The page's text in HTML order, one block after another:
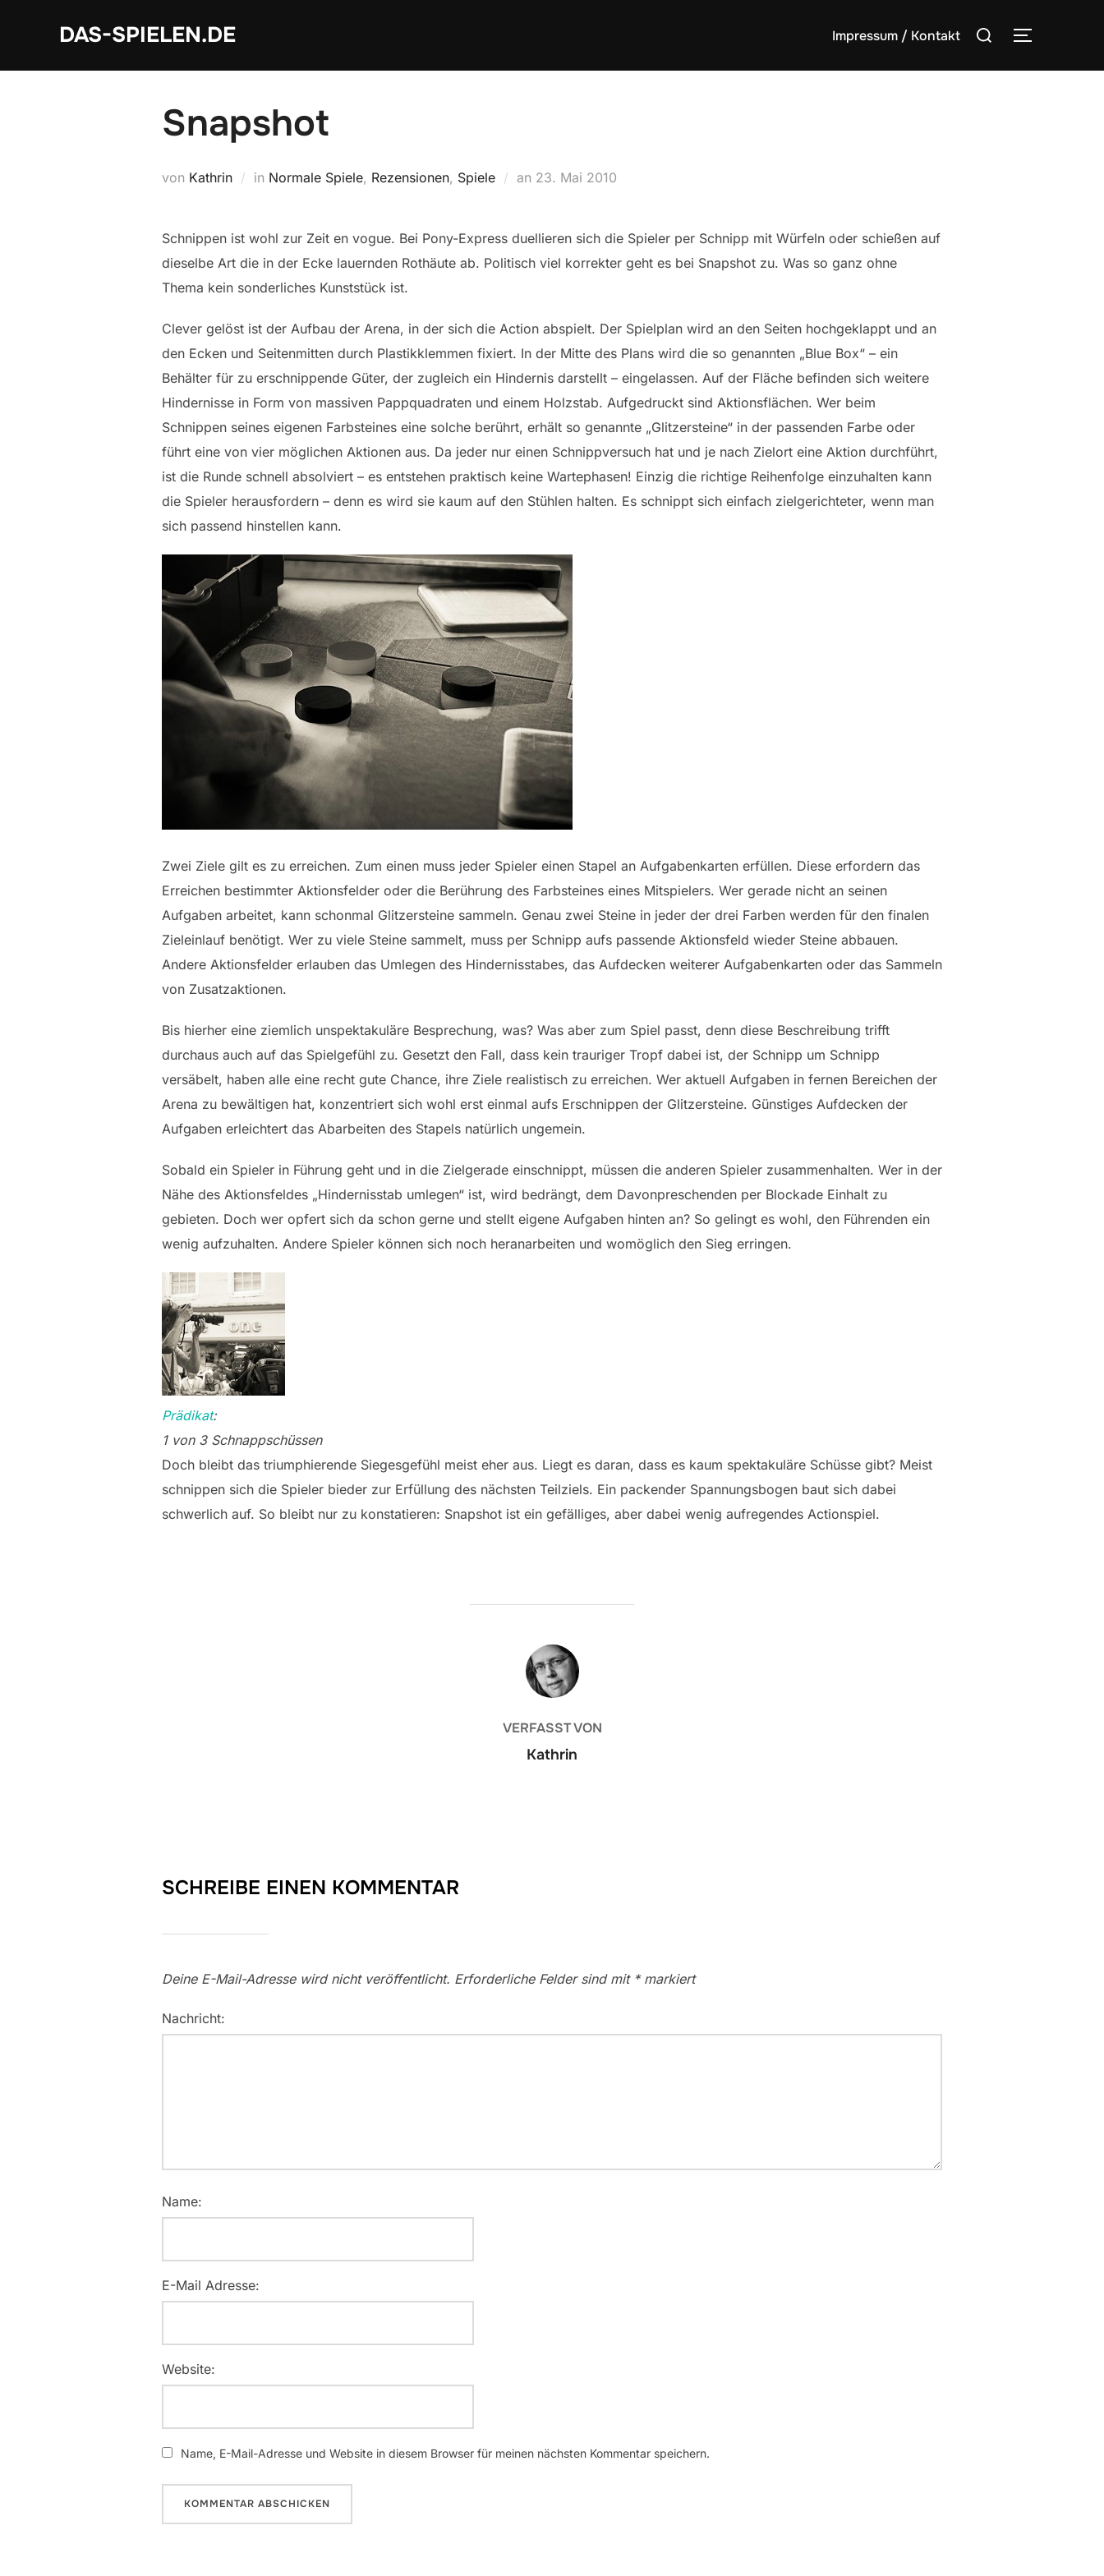
DAS-SPIELEN.DE Impressum / Kontakt
Suchen
Snapshot
von Kathrin in Normale Spiele, Rezensionen, Spiele an Veröffentlicht
23. Mai 2010
Schnippen ist wohl zur Zeit en vogue. Bei Pony-Express duellieren sich die Spieler per Schnipp mit Würfeln oder schießen auf
dieselbe Art die in der Ecke lauernden Rothäute ab. Politisch viel korrekter geht es bei Snapshot zu. Was so ganz ohne
Thema kein sonderliches Kunststück ist.
Clever gelöst ist der Aufbau der Arena, in der sich die Action abspielt. Der Spielplan wird an den Seiten hochgeklappt und an
den Ecken und Seitenmitten durch Plastikklemmen fixiert. In der Mitte des Plans wird die so genannten „Blue Box“ – ein
Behälter für zu erschnippende Güter, der zugleich ein Hindernis darstellt – eingelassen. Auf der Fläche befinden sich weitere
Hindernisse in Form von massiven Pappquadraten und einem Holzstab. Aufgedruckt sind Aktionsflächen. Wer beim
Schnippen seines eigenen Farbsteines eine solche berührt, erhält so genannte „Glitzersteine“ in der passenden Farbe oder
führt eine von vier möglichen Aktionen aus. Da jeder nur einen Schnippversuch hat und je nach Zielort eine Aktion durchführt,
ist die Runde schnell absolviert – es entstehen praktisch keine Wartephasen! Einzig die richtige Reihenfolge einzuhalten kann
die Spieler herausfordern – denn es wird sie kaum auf den Stühlen halten. Es schnippt sich einfach zielgerichteter, wenn man
sich passend hinstellen kann.
Zwei Ziele gilt es zu erreichen. Zum einen muss jeder Spieler einen Stapel an Aufgabenkarten erfüllen. Diese erfordern das
Erreichen bestimmter Aktionsfelder oder die Berührung des Farbsteines eines Mitspielers. Wer gerade nicht an seinen
Aufgaben arbeitet, kann schonmal Glitzersteine sammeln. Genau zwei Steine in jeder der drei Farben werden für den finalen
Zieleinlauf benötigt. Wer zu viele Steine sammelt, muss per Schnipp aufs passende Aktionsfeld wieder Steine abbauen.
Andere Aktionsfelder erlauben das Umlegen des Hindernisstabes, das Aufdecken weiterer Aufgabenkarten oder das Sammeln
von Zusatzaktionen.
Bis hierher eine ziemlich unspektakuläre Besprechung, was? Was aber zum Spiel passt, denn diese Beschreibung trifft
durchaus auch auf das Spielgefühl zu. Gesetzt den Fall, dass kein trauriger Tropf dabei ist, der Schnipp um Schnipp
versäbelt, haben alle eine recht gute Chance, ihre Ziele realistisch zu erreichen. Wer aktuell Aufgaben in fernen Bereichen der
Arena zu bewältigen hat, konzentriert sich wohl erst einmal aufs Erschnippen der Glitzersteine. Günstiges Aufdecken der
Aufgaben erleichtert das Abarbeiten des Stapels natürlich ungemein.
Sobald ein Spieler in Führung geht und in die Zielgerade einschnippt, müssen die anderen Spieler zusammenhalten. Wer in der
Nähe des Aktionsfeldes „Hindernisstab umlegen“ ist, wird bedrängt, dem Davonpreschenden per Blockade Einhalt zu
gebieten. Doch wer opfert sich da schon gerne und stellt eigene Aufgaben hinten an? So gelingt es wohl, den Führenden ein
wenig aufzuhalten. Andere Spieler können sich noch heranarbeiten und womöglich den Sieg erringen.
Prädikat:
1 von 3 Schnappschüssen
Doch bleibt das triumphierende Siegesgefühl meist eher aus. Liegt es daran, dass es kaum spektakuläre Schüsse gibt? Meist
schnippen sich die Spieler bieder zur Erfüllung des nächsten Teilziels. Ein packender Spannungsbogen baut sich dabei
schwerlich auf. So bleibt nur zu konstatieren: Snapshot ist ein gefälliges, aber dabei wenig aufregendes Actionspiel.
BEITRAGSAUTOR
VERFASST VON
Kathrin
SCHREIBE EINEN KOMMENTAR
Deine E-Mail-Adresse wird nicht veröffentlicht. Erforderliche Felder sind mit *markiert
Nachricht:
Name:
E-Mail Adresse:
Website:
Name, E-Mail-Adresse und Website in diesem Browser für meinen nächsten Kommentar speichern.